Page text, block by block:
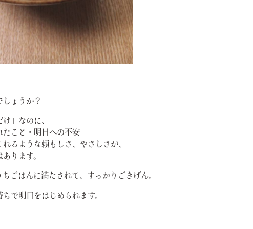
しょうか？
」なのに、
たこと・明日への不安
るような頼もしさ、やさしさが、
ります。
ごはんに満たされて、すっかりごきげん。
で明日をはじめられます。